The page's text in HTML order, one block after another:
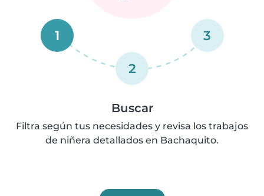
1
2
3
Buscar
Filtra según tus necesidades y revisa los trabajos
de niñera detallados en Bachaquito.